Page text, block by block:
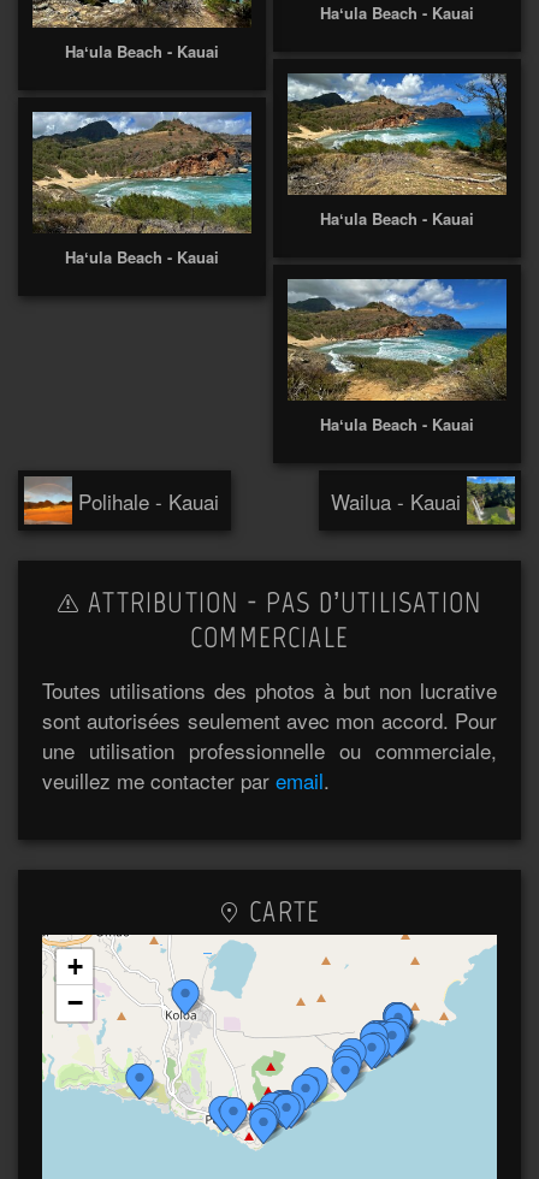
Haʻula Beach - Kauai
Haʻula Beach - Kauai
Haʻula Beach - Kauai
Haʻula Beach - Kauai
Haʻula Beach - Kauai
Polihale - Kauai Wailua - Kauai
ATTRIBUTION - PAS D’UTILISATION
COMMERCIALE
Toutes utilisations des photos à but non lucrative
sont autorisées seulement avec mon accord. Pour
une utilisation professionnelle ou commerciale,
veuillez me contacter par email.
CARTE
+
−